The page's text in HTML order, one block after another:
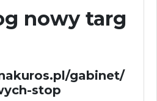
nowy targ
gabinet/
stop